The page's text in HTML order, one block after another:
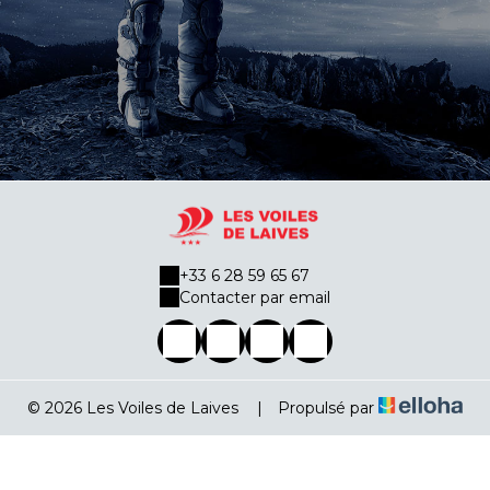
+33 6 28 59 65 67
Contacter par email
© 2026 Les Voiles de Laives | Propulsé par